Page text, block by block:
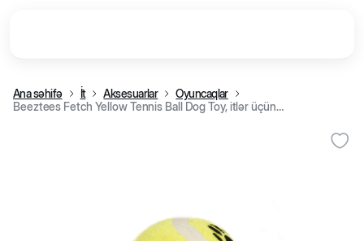
Ana səhifə İt Aksesuarlar
Oyuncaqlar
Beeztees Fetch Yellow Tennis Ball Dog Toy, itlər üçün tennis topu, sarı, 6,5 sm